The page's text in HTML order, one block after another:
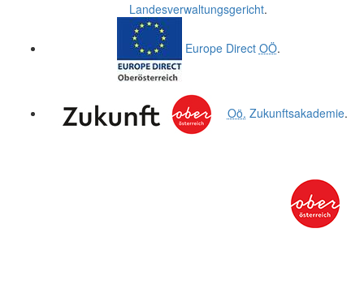
Landesverwaltungsgericht.
Europe Direct OÖ.
Oö. Zukunftsakademie.